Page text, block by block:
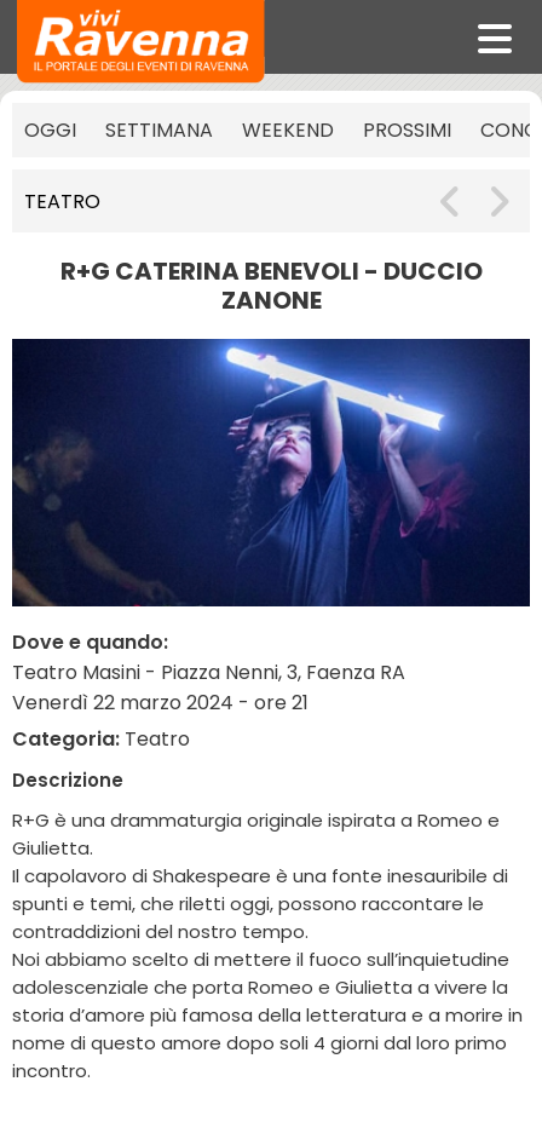
OGGI SETTIMANA WEEKEND PROSSIMI
TEATRO
R+G CATERINA BENEVOLI - DUCCIO
ZANONE
Dove e quando:
Teatro Masini - Piazza Nenni, 3, Faenza RA
Venerdì 22 marzo 2024 - ore 21
Categoria: Teatro
Descrizione
R+G è una drammaturgia originale ispirata a Romeo e
Giulietta.
Il capolavoro di Shakespeare è una fonte inesauribile di
spunti e temi, che riletti oggi, possono raccontare le
contraddizioni del nostro tempo.
Noi abbiamo scelto di mettere il fuoco sull’inquietudine
adolescenziale che porta Romeo e Giulietta a vivere la
storia d’amore più famosa della letteratura e a morire in
nome di questo amore dopo soli 4 giorni dal loro primo
incontro.